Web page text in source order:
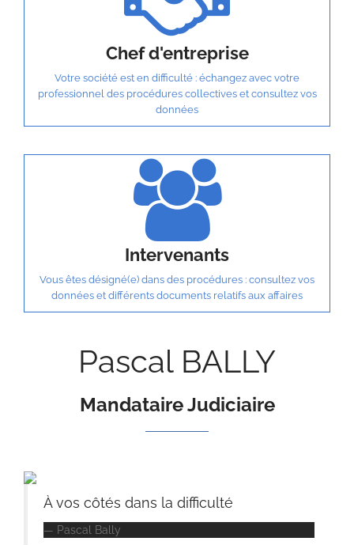
Chef d'entreprise
Votre société est en difficulté : échangez avec votre
professionnel des procédures collectives et consultez vos
données
Intervenants
Vous êtes désigné(e) dans des procédures : consultez vos
données et différents documents relatifs aux affaires
Pascal BALLY
Mandataire Judiciaire
À vos côtés dans la difficulté
Pascal Bally